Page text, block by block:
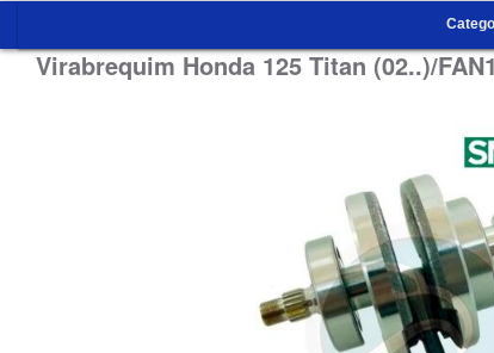
Virabrequim Honda 125 Titan (02..)/